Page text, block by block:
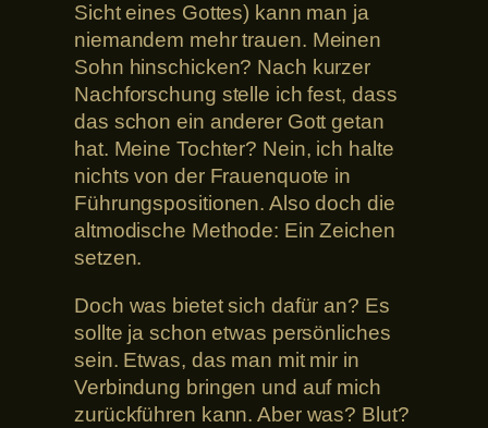
Sicht eines Gottes) kann man ja
niemandem mehr trauen. Meinen
Sohn hinschicken? Nach kurzer
Nachforschung stelle ich fest, dass
das schon ein anderer Gott getan
hat. Meine Tochter? Nein, ich halte
nichts von der Frauenquote in
Führungspositionen. Also doch die
altmodische Methode: Ein Zeichen
setzen.
Doch was bietet sich dafür an? Es
sollte ja schon etwas persönliches
sein. Etwas, das man mit mir in
Verbindung bringen und auf mich
zurückführen kann. Aber was? Blut?